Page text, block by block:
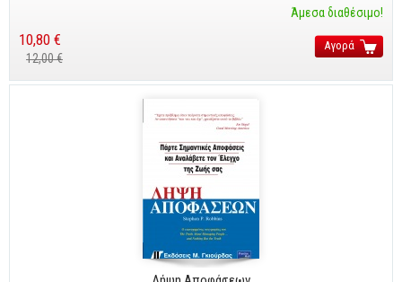
Άμεσα διαθέσιμο!
10,80 €
12,00 €
Αγορά